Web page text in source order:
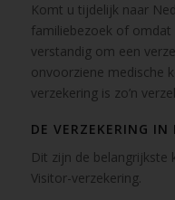
Komt u tijdelijk naar
familiebezoek of
verstandig om een
onvoorziene medische
verzekering is zo’n
DE VERZEKERING IN
Dit zijn de belangrijkste
Visitor-verzekering.